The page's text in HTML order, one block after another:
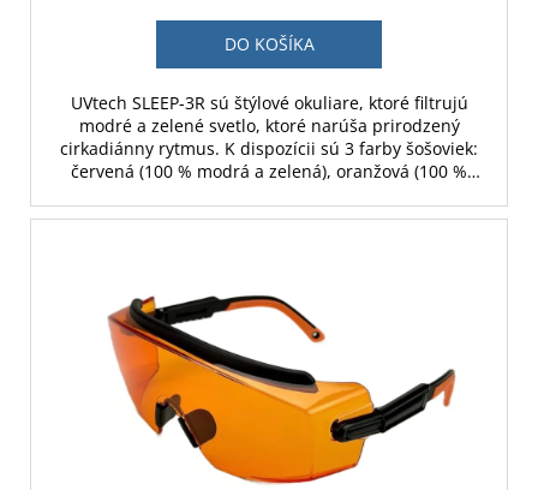
DO KOŠÍKA
UVtech SLEEP-3R sú štýlové okuliare, ktoré filtrujú
modré a zelené svetlo, ktoré narúša prirodzený
cirkadiánny rytmus. K dispozícii sú 3 farby šošoviek:
červená (100 % modrá a zelená), oranžová (100 %